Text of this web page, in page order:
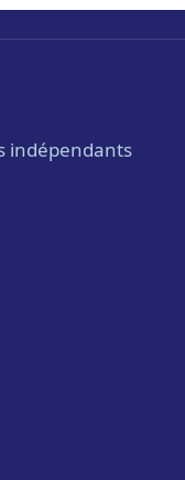
indépendants